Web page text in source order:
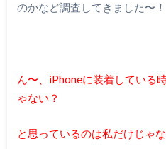
のかなど調査してきました〜！
ん〜、iPhoneに装着している
ゃない？
と思っているのは私だけじゃ